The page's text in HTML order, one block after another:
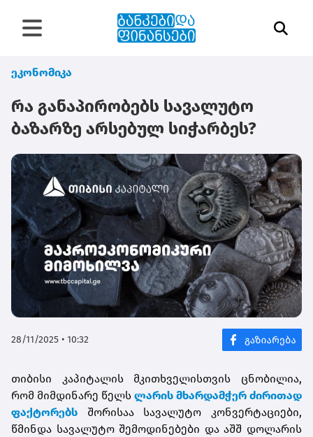
ეკონომიკა
რა განაპირობებს სავალუტო
ბაზარზე არსებულ სიჭარბეს?
28/11/2025 • 10:32
თიბისი კაპიტალის მკითხველისთვის ცნობილია,
რომ მიმდინარე წელს ლარის მხარდამჭერ ძირითად
ფაქტორებს
შორისაა სავალუტო
კონვერტაციები,
წმინდა სავალუტო შემოდინებები და აშშ დოლარის